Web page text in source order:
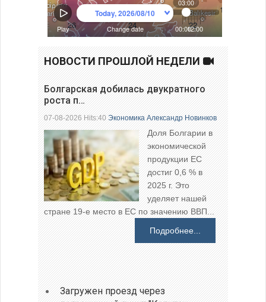
НОВОСТИ ПРОШЛОЙ НЕДЕЛИ
Болгарская добилась двукратного
роста п…
07-08-2026 Hits:40Экономика Александр Новинков
Доля Болгарии в
экономической
продукции ЕС
достиг 0,6 % в
2025 г. Это
уделяет нашей
стране 19-е место в ЕС по значению ВВП...
Подробнее...
Загружен проезд через